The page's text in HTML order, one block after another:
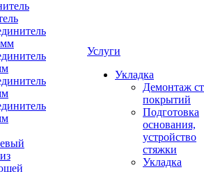
Услуги
Укладка
Демонтаж
покрытий
Подготовка
основания,
устройство
стяжки
Укладка